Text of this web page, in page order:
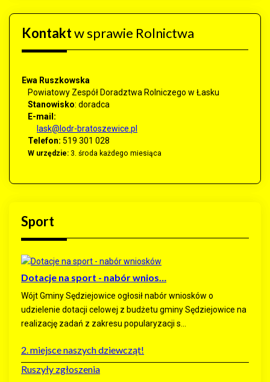
Kontaktw sprawie Rolnictwa
Ewa Ruszkowska
Powiatowy Zespół Doradztwa Rolniczego w Łasku
Stanowisko: doradca
E-mail:
lask@lodr-bratoszewice.pl
Telefon: 519 301 028
W urzędzie: 3. środa każdego miesiąca
Sport
Dotacje na sport - nabór wnios…
Wójt Gminy Sędziejowice ogłosił nabór wniosków o
udzielenie dotacji celowej z budżetu gminy Sędziejowice na
realizację zadań z zakresu popularyzacji s...
2. miejsce naszych dziewcząt!
Ruszyły zgłoszenia